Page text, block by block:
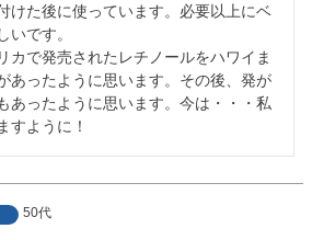
けた後に使っています。必要以上にベ
いです。
カで発売されたレチノールをハワイま
あったように思います。その後、発が
あったように思います。今は・・・私
すように！
50代